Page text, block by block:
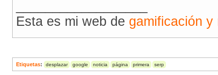
Esta es mi web de gamificación y
Etiquetas: desplazar google noticia página primera serp